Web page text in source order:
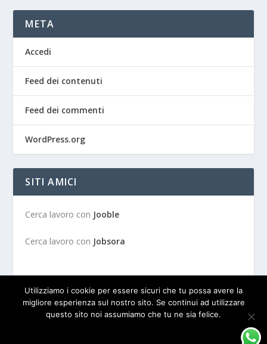
META
Accedi
Feed dei contenuti
Feed dei commenti
WordPress.org
SITI AMICI
Cerca lavoro con Jooble
Cerca lavoro con Jobsora
WordPress
Utilizziamo i cookie per essere sicuri che tu possa avere la
migliore esperienza sul nostro sito. Se continui ad utilizzare
questo sito noi assumiamo che tu ne sia felice.